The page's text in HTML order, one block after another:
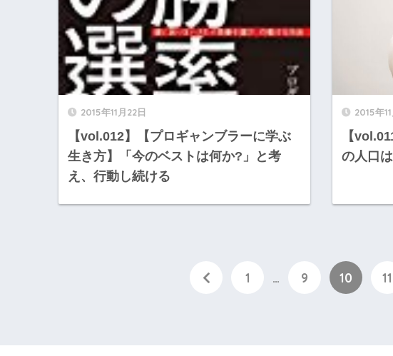
2015年11月22日
【vol.012】【プロギャンブラーに学ぶ
生き方】「今のベストは何か?」と考
え、行動し続ける
2015年
【
の人口
1 … 9 10 11